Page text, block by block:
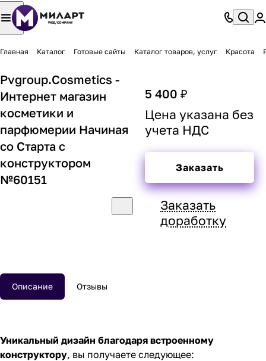
Главная Каталог Готовые сайты Каталог товаров, услуг Красота
Pvgroup.Cosmetics -
Интернет магазин
косметики и
парфюмерии Начиная
со Старта с
конструктором
№60151
5 400 ₽
Цена указана без
учета НДС
Заказать
Заказать
доработку
Описание Отзывы
Уникальный дизайн благодаря встроенному
конструктору, вы получаете следующее: